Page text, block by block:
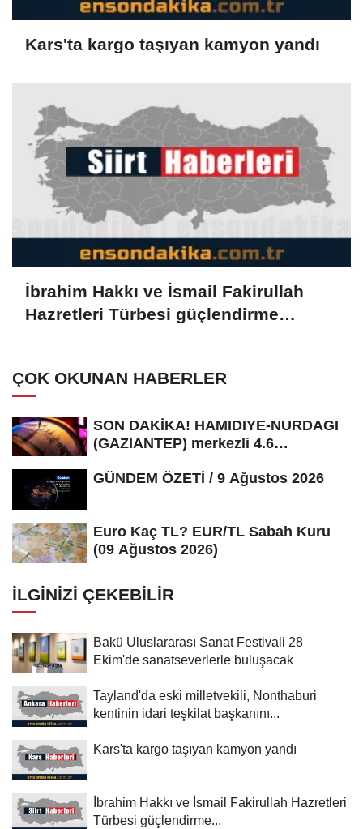
Kars'ta kargo taşıyan kamyon yandı
İbrahim Hakkı ve İsmail Fakirullah
Hazretleri Türbesi güçlendirme
ÇOK OKUNAN HABERLER
SON DAKİKA! HAMIDIYE-NURDAGI
(GAZIANTEP) merkezli 4.6
GÜNDEM ÖZETİ / 9 Ağustos 2026
Euro Kaç TL? EUR/TL Sabah Kuru
(09 Ağustos 2026)
İLGINIZI ÇEKEBILIR
Bakü Uluslararası Sanat Festivali 28
Ekim'de sanatseverlerle buluşacak
Tayland'da eski milletvekili, Nonthaburi
kentinin idari teşkilat başkanını...
Kars'ta kargo taşıyan kamyon yandı
İbrahim Hakkı ve İsmail Fakirullah Hazretleri
Türbesi güçlendirme...